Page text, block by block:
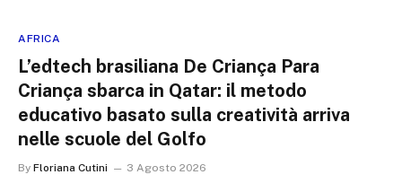
AFRICA
L’edtech brasiliana De Criança Para
Criança sbarca in Qatar: il metodo
educativo basato sulla creatività arriva
nelle scuole del Golfo
By Floriana Cutini 3 Agosto 2026